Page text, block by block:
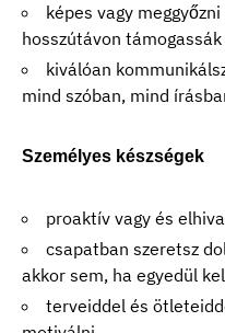
képes vagy
hosszútávon
kiválóan
mind szóban, mind
Személyes készségek
proaktív vagy és
csapatban szeretsz
akkor sem, ha egyedül
terveiddel és